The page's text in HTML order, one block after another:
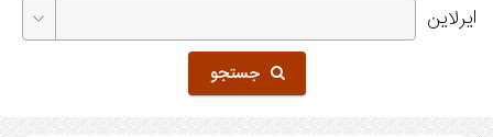
ایرلاین
جستجو